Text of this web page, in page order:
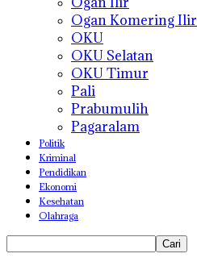
Ogan Komering Ilir
OKU
OKU Selatan
OKU Timur
Pali
Prabumulih
Pagaralam
Politik
Kriminal
Pendidikan
Ekonomi
Kesehatan
Olahraga